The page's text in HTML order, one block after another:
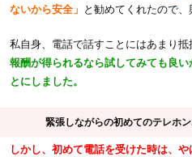
ないから安全」 と勧めてくれたので、
私自身、電話で話すことにはあまり抵
報酬が得られるなら試してみても良
とにしました。
緊張しながらの初めてのテレホ
しかし、初めて電話を受けた時は、や